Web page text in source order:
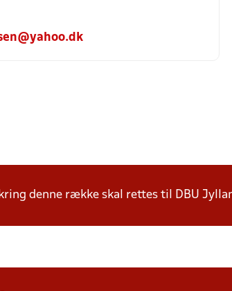
denne række skal rettes til DBU